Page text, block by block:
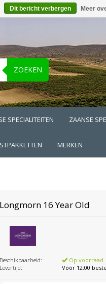
ZOEKEN
SPECIALITEITEN ZAANSE
MERKEN
Longmorn 16 Year Old
Beschikbaarheid:
Op voorraad
Levertijd:
Vóór 12:00
Dit bericht verbergen Meer